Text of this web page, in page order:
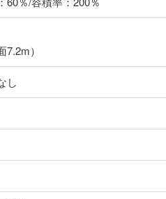
）
し